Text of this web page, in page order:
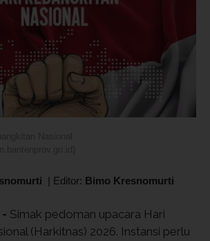
| Editor: Bimo Kresnomurti
- Simak pedoman upacara Hari
(Harkitnas) 2026. Instansi perlu